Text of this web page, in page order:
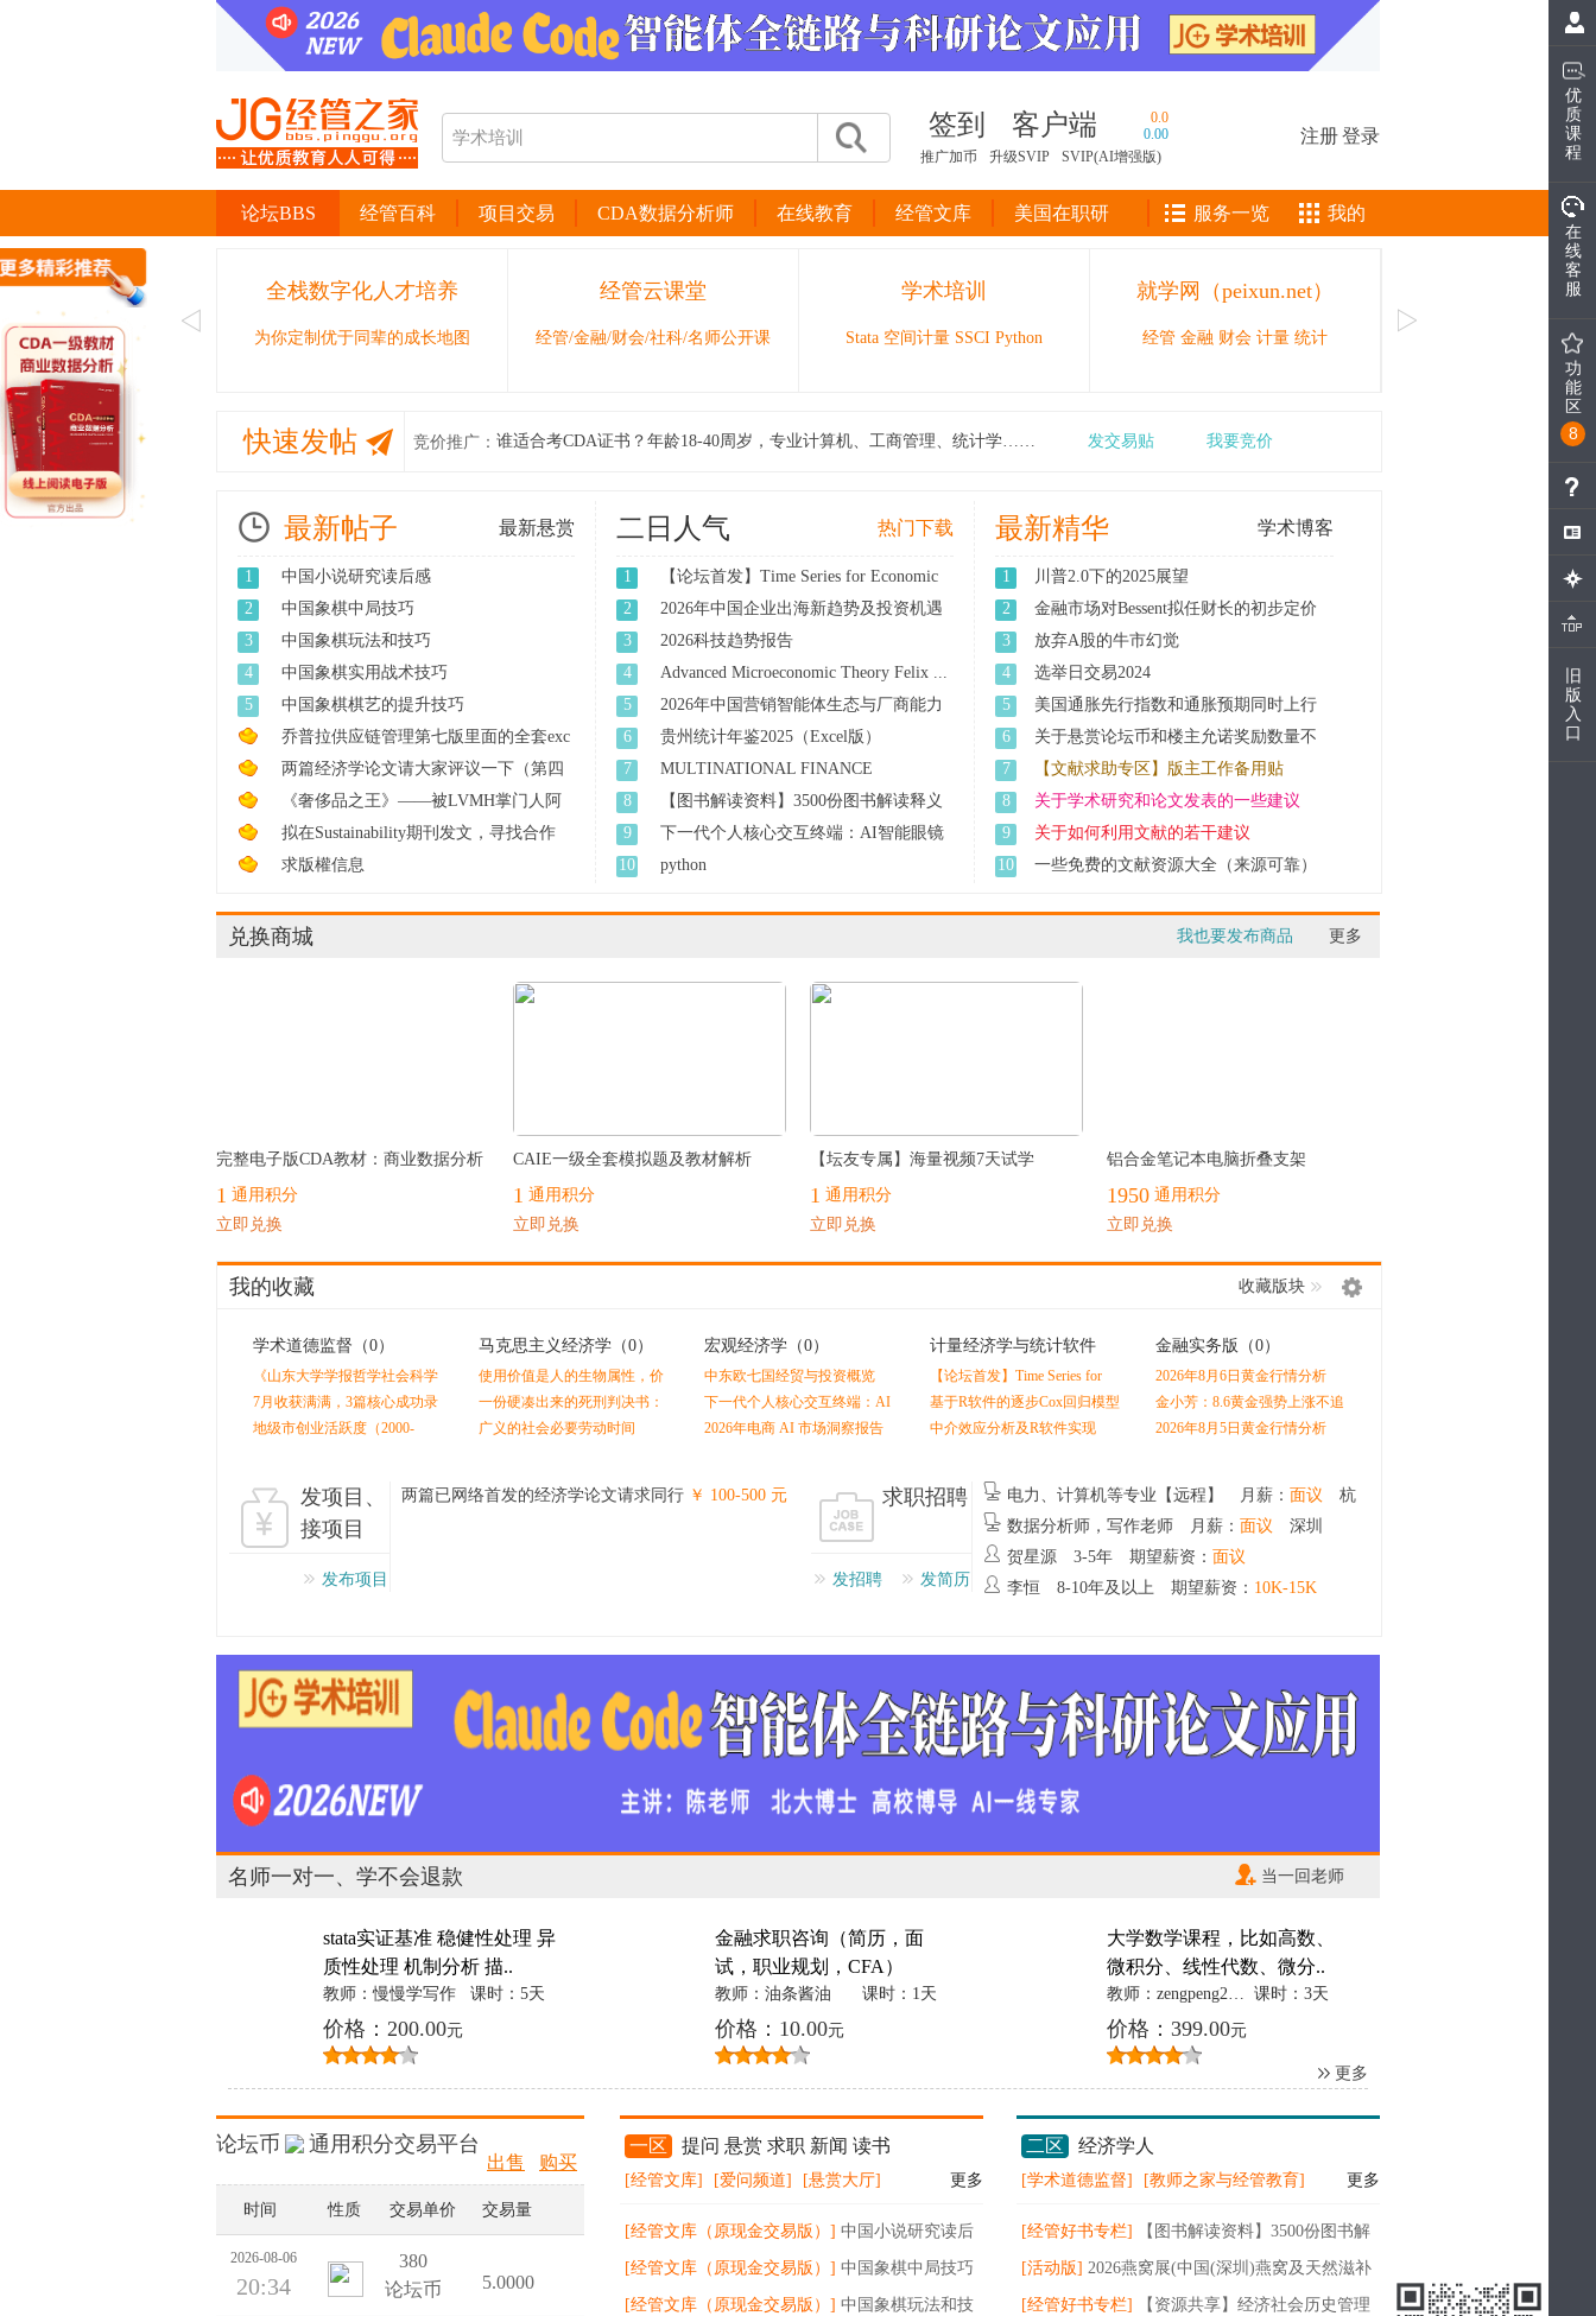
签到 客户端
0.0
0.00
推广加币
升级SVIP SVIP(AI增强版)
注册登录
经管百科 项目交易 CDA数据分析师 在线教育 经管文库 美国在职研
论坛BBS 服务一览 我的
全栈数字化人才培养
为你定制优于同辈的成长地图
经管云课堂
经管/金融/财会/社科/名师公开课
学术培训
Stata 空间计量 SSCI Python
就学网（peixun.net）
经管 金融 财会 计量 统计
CAIE人工智能工
人工智能领域的职业技能等
快速发帖 竞价推广： 谁适合考CDA证书？年龄18-40周岁，专业计算机、工商管理、统计学…… 发交易贴 我要竞价
最新帖子 最新悬赏
1
中国小说研究读后感
2
中国象棋中局技巧
3
中国象棋玩法和技巧
4
中国象棋实用战术技巧
5
中国象棋棋艺的提升技巧
乔普拉供应链管理第七版里面的全套exc
e ...
两篇经济学论文请大家评议一下（第四
轮 ...
《奢侈品之王》——被LVMH掌门人阿
尔诺 ...
拟在Sustainability期刊发文，寻找合作
...
求版權信息
二日人气 热门下载
1
【论坛首发】Time Series for Economic
...
2
2026年中国企业出海新趋势及投资机遇
展 ...
3
2026科技趋势报告
4
Advanced Microeconomic Theory Felix ...
5
2026年中国营销智能体生态与厂商能力
全 ...
6
贵州统计年鉴2025（Excel版）
7
MULTINATIONAL FINANCE
EVALUATING THE ...
8
【图书解读资料】3500份图书解读释义
资 ...
9
下一代个人核心交互终端：AI智能眼镜
消 ...
10 python
最新精华 学术博客
1
川普2.0下的2025展望
2
金融市场对Bessent拟任财长的初步定价
3
放弃A股的牛市幻觉
4
选举日交易2024
5
美国通胀先行指数和通胀预期同时上行
6
关于悬赏论坛币和楼主允诺奖励数量不
一 ...
7
【文献求助专区】版主工作备用贴
8
关于学术研究和论文发表的一些建议
9
关于如何利用文献的若干建议
10
一些免费的文献资源大全（来源可靠）
兑换商城 更多
我也要发布商品
完整电子版CDA教材：商业数据分析
1 通用积分
立即兑换
CAIE一级全套模拟题及教材解析
1 通用积分
立即兑换
【坛友专属】海量视频7天试学
1 通用积分
立即兑换
铝合金笔记本电脑折叠支架
1950 通用积分
立即兑换
我的收藏 收藏版块
学术道德监督 （0）
《山东大学学报哲学社会科学
版》终审后又外审？
7月收获满满，3篇核心成功录
用！！！感谢指导老师的辛苦
地级市创业活跃度（2000-
马克思主义经济学 （0）
使用价值是人的生物属性，价
值是人的社会属性
一份硬凑出来的死刑判决书：
剩余价值理论（黄佶）
广义的社会必要劳动时间
宏观经济学 （0）
中东欧七国经贸与投资概览
下一代个人核心交互终端：AI
智能眼镜消费趋势
2026年电商 AI 市场洞察报告
计量经济学与统计软件
（0）
【论坛首发】Time Series for
Economics and Finance by Oliver
Linton
基于R软件的逐步Cox回归模型
拟合及Nomogram预测图绘制
中介效应分析及R软件实现
金融实务版 （0）
2026年8月6日黄金行情分析
金小芳：8.6黄金强势上涨不追
高，原油冲高看回落
2026年8月5日黄金行情分析
发项目、
接项目
发布项目
￥ 100-500 元
两篇已网络首发的经济学论文请求同行
求职招聘
发招聘 发简历
电力、计算机等专业【远程】 月薪： 面议 杭
州 数据分析师，写作老师 月薪： 面议 深圳
贺星源 3-5年 期望薪资： 面议
李恒 8-10年及以上 期望薪资： 10K-15K
名师一对一、学不会退款 当一回老师
更多
stata实证基准 稳健性处理 异
质性处理 机制分析 描..
教师：慢慢学写作 课时：5天
价格：200.00元
金融求职咨询（简历，面
试，职业规划，CFA）
教师：油条酱油 课时：1天
价格：10.00元
大学数学课程，比如高数、
微积分、线性代数、微分..
教师：zengpeng2012 课时：3天
价格：399.00元
购买
出售
论坛币 通用积分交易平台
时间 性质 交易单价 交易量
2026-08-06
20:34
380
论坛币
5.0000
一区 提问 悬赏 求职 新闻 读书
[经管文库] [爱问频道] [悬赏大厅] 更多
[经管文库（原现金交易版）] 中国小说研究读后
感
[经管文库（原现金交易版）] 中国象棋中局技巧
[经管文库（原现金交易版）] 中国象棋玩法和技
二区 经济学人
[学术道德监督] [教师之家与经管教育] 更多
[经管好书专栏] 【图书解读资料】3500份图书解
读释义资料合集（人文社会经济历史艺术小说
等）
[活动版] 2026燕窝展(中国(深圳)燕窝及天然滋补
品展览会)官方网站
[经管好书专栏] 【资源共享】经济社会历史管理
优
质
课
程
在
线
客
服
功
能
区
8
旧
版
入
口